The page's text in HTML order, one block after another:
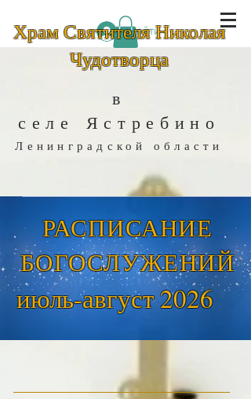
Войти
Храм Святителя Николая
Чудотворца
в
селе Ястребино
Ленинградской области
РАСПИСАНИЕ
БОГОСЛУЖЕНИЙ
июль-август 2026